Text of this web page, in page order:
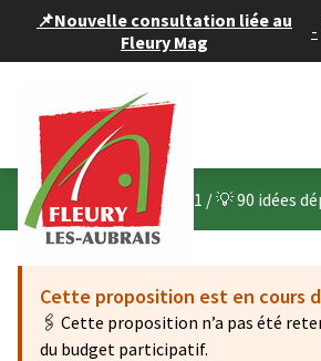
📌Nouvelle consultation liée au
Fleury Mag
-
Budget participatif 2021 /💡 90 idées
Cette proposition est en cours
🖇 Cette proposition n’a pas été
du budget participatif.
Panneau de gestion des cookies